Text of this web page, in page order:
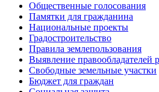
Общественные голосования
Памятки для гражданина
Национальные проекты
Градостроительство
Правила землепользования
Выявление правообладателей
Свободные земельные участки
Бюджет для граждан